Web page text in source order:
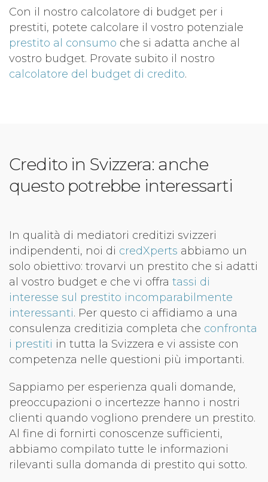
Con il nostro calcolatore di budget per i
prestiti, potete calcolare il vostro potenziale
prestito al consumo che si adatta anche al
vostro budget. Provate subito il nostro
calcolatore del budget di credito.
Credito in Svizzera: anche
questo potrebbe interessarti
In qualità di mediatori creditizi svizzeri
indipendenti, noi di credXperts abbiamo un
solo obiettivo: trovarvi un prestito che si adatti
al vostro budget e che vi offra tassi di
interesse sul prestito incomparabilmente
interessanti. Per questo ci affidiamo a una
consulenza creditizia completa che confronta
i prestiti in tutta la Svizzera e vi assiste con
competenza nelle questioni più importanti.
Sappiamo per esperienza quali domande,
preoccupazioni o incertezze hanno i nostri
clienti quando vogliono prendere un prestito.
Al fine di fornirti conoscenze sufficienti,
abbiamo compilato tutte le informazioni
rilevanti sulla domanda di prestito qui sotto.